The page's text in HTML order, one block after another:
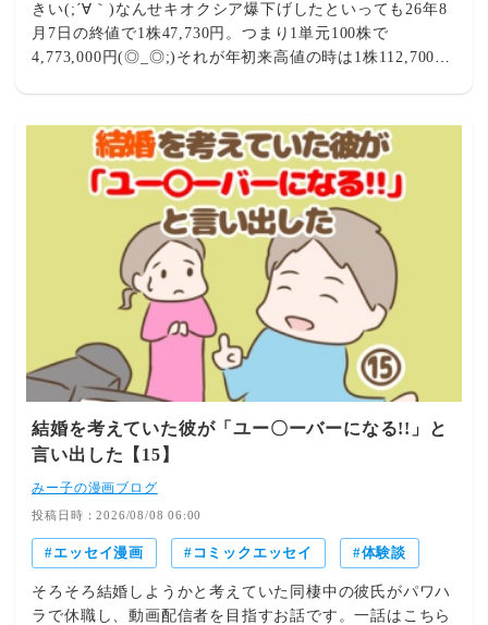
きい(;´∀｀)なんせキオクシア爆下げしたといっても26年8
月7日の終値で1株47,730円。つまり1単元100株で
4,773,000円(◎_◎;)それが年初来高値の時は1株112,700
1単元10万円台の株をチマチマ買うのが精一杯です。
（元々安いから株価下がっても大きいダメージになりにく
い）そして個人的には株式売買よりはインデックスファン
ド定額積み立てが長期では一番無難だと思っています
(;^ω^)株式投資は楽しいからやってる趣味感覚に近いな
ぁ。↓本日の他のオススメのお話し♪ イートアンドHD、優
待品いっぱいくれるから好き( *´艸｀)↓他の「株」のネタ
はこちらからどうぞ♪ 【TRILL毎日漫画賞を受賞しまし
た！】「晴れのちもちごめ！」のブログ記事がTRILL毎日
漫画賞を受賞、掲載されました！ 是非ご覧ください
(*^▽^*） ↓LINEスタンプ販売中♪↑この画像をクリックす
るとスタンプ詳細が見れます♪ブログランキングに参加し
ています応援クリックお願いします♪人気ブログランキン
グ↓X(旧ツイッター)でも更新通知を行っています(*^^*)↓
更新は不定期の為、読者登録がオススメです
結婚を考えていた彼が「ユー〇ーバーになる!!」と
言い出した【15】
みー子の漫画ブログ
投稿日時：2026/08/08 06:00
エッセイ漫画 コミックエッセイ 体験談
そろそろ結婚しようかと考えていた同棲中の彼氏がパワハ
ラで休職し、動画配信者を目指すお話です。一話はこちら